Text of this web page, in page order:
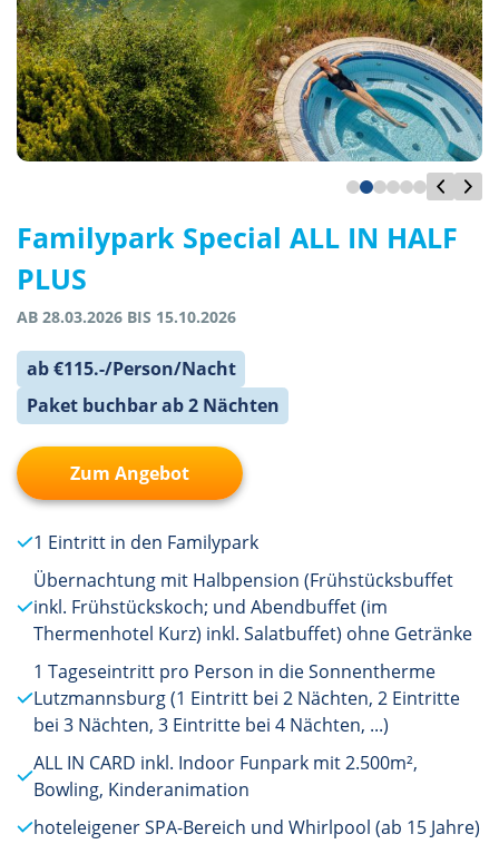
Familypark Special ALL IN HALF
PLUS
AB 28.03.2026 BIS 15.10.2026
ab €115.-/Person/Nacht
Paket buchbar ab 2 Nächten
Zum Angebot
1 Eintritt in den Familypark
Übernachtung mit Halbpension (Frühstücksbuffet
inkl. Frühstückskoch; und Abendbuffet (im
Thermenhotel Kurz) inkl. Salatbuffet) ohne Getränke
1 Tageseintritt pro Person in die Sonnentherme
Lutzmannsburg (1 Eintritt bei 2 Nächten, 2 Eintritte
bei 3 Nächten, 3 Eintritte bei 4 Nächten, ...)
ALL IN CARD inkl. Indoor Funpark mit 2.500m²,
Bowling, Kinderanimation
hoteleigener SPA-Bereich und Whirlpool (ab 15 Jahre)